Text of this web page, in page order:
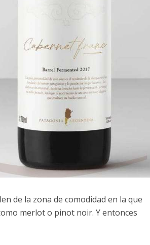
de la zona de comodidad en la que
merlot o pinot noir. Y entonces